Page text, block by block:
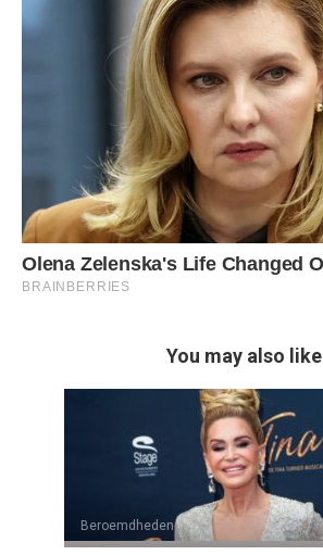
You may also like
Beroemdheden